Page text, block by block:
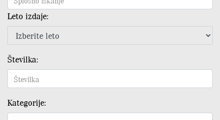
Leto izdaje:
Številka:
Kategorije: